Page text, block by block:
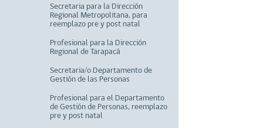
Secretaria para la Dirección
Regional Metropolitana, para
reemplazo pre y post natal
Profesional para la Dirección
Regional de Tarapacá
Secretaria/o Departamento de
Gestión de las Personas
Profesional para el Departamento
de Gestión de Personas, reemplazo
pre y post natal